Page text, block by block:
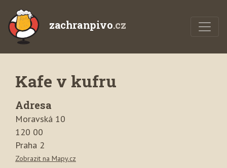
zachranpivo.cz
Kafe v kufru
Adresa
Moravská 10
120 00
Praha 2
Zobrazit na Mapy.cz